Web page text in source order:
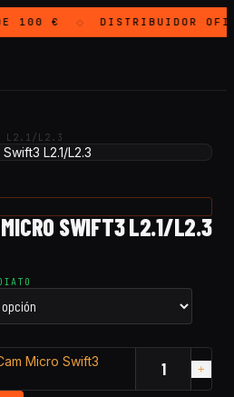
100 € ◇ DISTRIBUIDOR
L2.1/L2.3
MICRO SWIFT3 L2.1/L2.3
Micro Swift3